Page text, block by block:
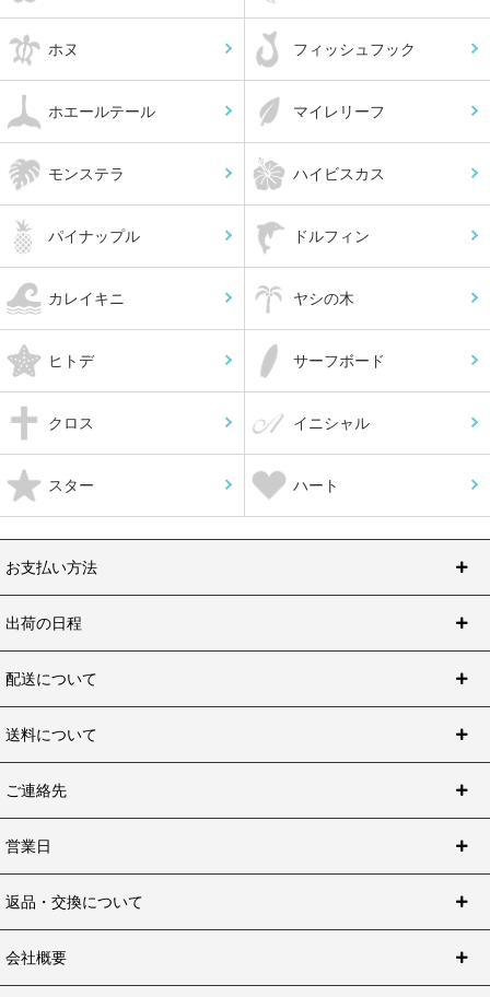
ホヌ フィッシュフック
ホエールテール マイレリーフ
モンステラ ハイビスカス
パイナップル ドルフィン
カレイキニ ヤシの木
ヒトデ サーフボード
クロス イニシャル
スター ハート
お支払い方法
出荷の日程
配送について
送料について
ご連絡先
営業日
返品・交換について
会社概要